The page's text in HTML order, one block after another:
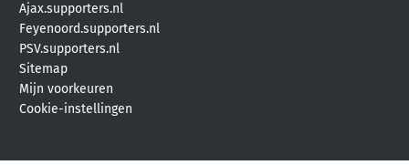
Ajax.supporters.nl
Feyenoord.supporters.nl
PSV.supporters.nl
Sitemap
Mijn voorkeuren
Cookie-instellingen